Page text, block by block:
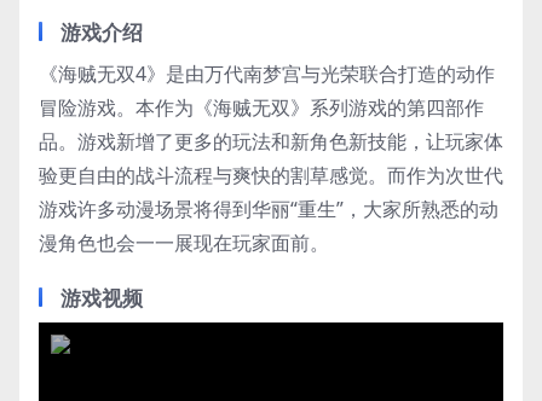
游戏介绍
《海贼无双4》是由万代南梦宫与光荣联合打造的动作
冒险游戏。本作为《海贼无双》系列游戏的第四部作
品。游戏新增了更多的玩法和新角色新技能，让玩家体
验更自由的战斗流程与爽快的割草感觉。而作为次世代
游戏许多动漫场景将得到华丽“重生”，大家所熟悉的动
漫角色也会一一展现在玩家面前。
游戏视频